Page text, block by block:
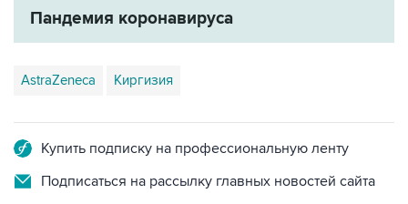
Пандемия коронавируса
AstraZeneca Киргизия
Купить подписку на профессиональную ленту
Подписаться на рассылку главных новостей сайта